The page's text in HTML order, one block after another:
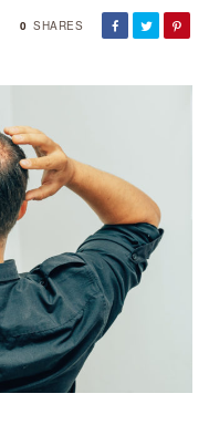
0 SHARES